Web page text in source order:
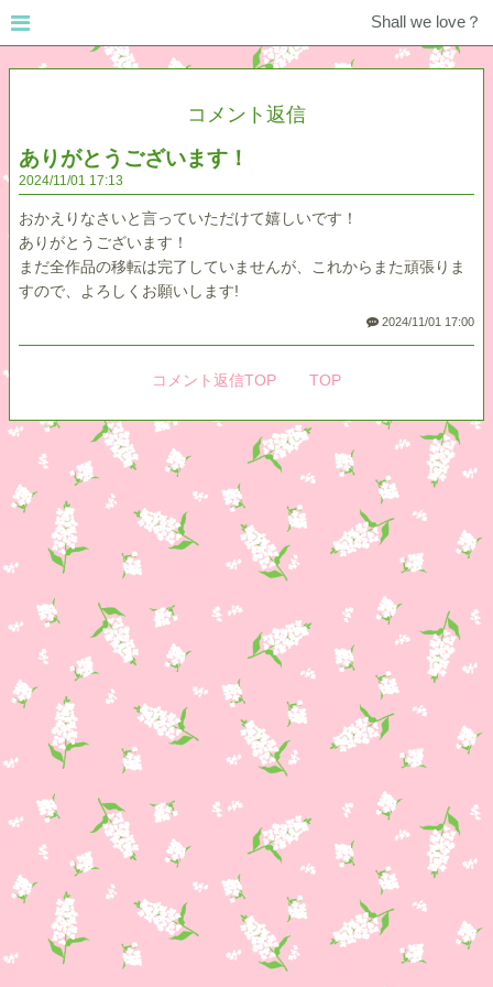
Shall we love？
コメント返信
ありがとうございます！
2024 11 01 17:13
おかえりなさいと言っていただけて嬉しいです！
ありがとうございます！
まだ全作品の移転は完了していませんが、これからまた頑張りま
すので、よろしくお願いします!
2024/11/01 17:00
コメント返信TOP TOP